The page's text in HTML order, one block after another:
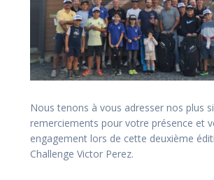
Nous tenons à vous adresser nos plus
remerciements pour votre présence et
engagement lors de cette deuxième
Challenge Victor Perez.